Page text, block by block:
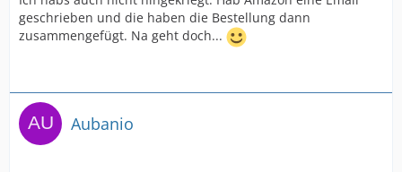
geschrieben und die haben die Bestellung dann
zusammengefügt. Na geht doch...
Aubanio